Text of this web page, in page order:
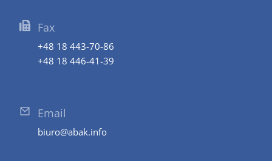
Fax
+48 18 443-70-86
+48 18 446-41-39
Email
biuro@abak.info